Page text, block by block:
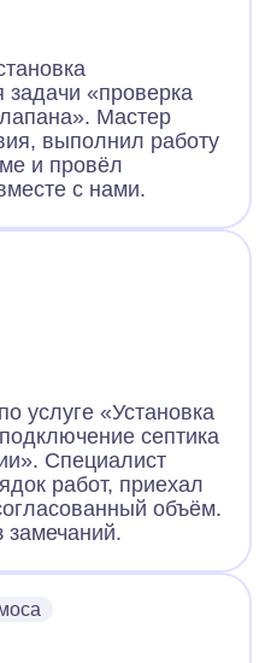
задачи «проверка
Мастер
выполнил работу
и провёл
с нами.
услуге «Установка
септика
Специалист
работ, приехал
объём.
замечаний.